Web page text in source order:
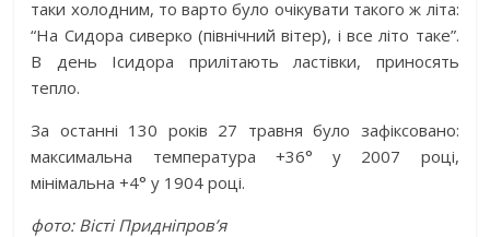
таки холодним, то варто було очікувати такого ж літа:
“На Сидора сиверко (північний вітер), і все літо таке”.
В день Ісидора прилітають ластівки, приносять
тепло.
За останні 130 років 27 травня було зафіксовано:
максимальна температура +36° у 2007 році,
мінімальна +4° у 1904 році.
фото: Вісті Придніпров’я